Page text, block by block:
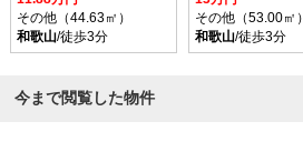
その他（44.63㎡）
和歌山/徒歩3分
その他（53.00㎡）
和歌山/徒歩3分
今まで閲覧した物件